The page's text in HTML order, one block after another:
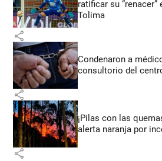
ratificar su “renacer”
Tolima
share
Condenaron a
consultorio del
share
¡Pilas con las
alerta naranja por
share